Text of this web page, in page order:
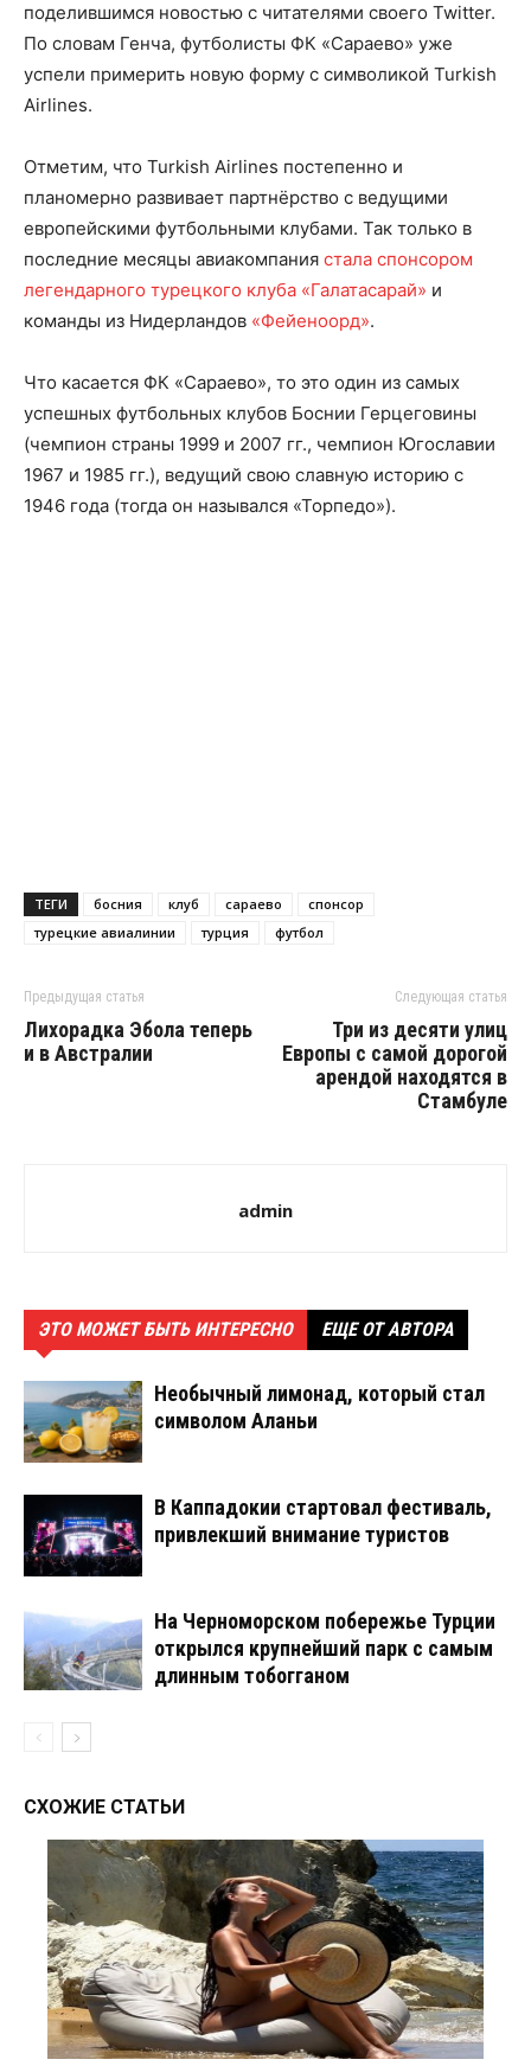
поделившимся новостью с читателями своего Twitter.
По словам Генча, футболисты ФК «Сараево» уже
успели примерить новую форму с символикой Turkish
Airlines.
Отметим, что Turkish Airlines постепенно и
планомерно развивает партнёрство с ведущими
европейскими футбольными клубами. Так только в
последние месяцы авиакомпания стала спонсором
легендарного турецкого клуба «Галатасарай» и
команды из Нидерландов «Фейеноорд».
Что касается ФК «Сараево», то это один из самых
успешных футбольных клубов Боснии Герцеговины
(чемпион страны 1999 и 2007 гг., чемпион Югославии
1967 и 1985 гг.), ведущий свою славную историю с
1946 года (тогда он назывался «Торпедо»).
ТЕГИ босния клуб сараево
спонсор
турецкие авиалинии
турция футбол
Предыдущая статья
Лихорадка Эбола теперь
и в Австралии
Следующая статья
Три из десяти улиц
Европы с самой дорогой
арендой находятся в
Стамбуле
admin
ЭТО МОЖЕТ БЫТЬ ИНТЕРЕСНО ЕЩЕ ОТ АВТОРА
Необычный лимонад, который стал
символом Аланьи
В Каппадокии стартовал фестиваль,
привлекший внимание туристов
На Черноморском побережье Турции
открылся крупнейший парк с самым
длинным тобогганом
СХОЖИЕ СТАТЬИ